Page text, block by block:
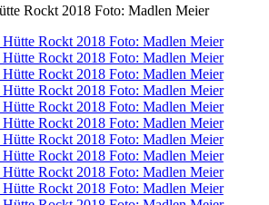
Rockt 2018 Foto: Madlen Meier